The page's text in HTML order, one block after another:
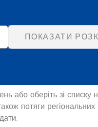
ПОКАЗАТИ
або оберіть зі
потяги